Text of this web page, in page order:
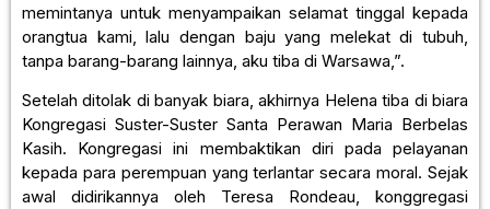
memintanya untuk menyampaikan selamat tinggal kepada
orangtua kami, lalu dengan baju yang melekat di tubuh,
tanpa barang-barang lainnya, aku tiba di Warsawa,”.
Setelah ditolak di banyak biara, akhirnya Helena tiba di biara
Kongregasi Suster-Suster Santa Perawan Maria Berbelas
Kasih. Kongregasi ini membaktikan diri pada pelayanan
kepada para perempuan yang terlantar secara moral. Sejak
awal didirikannya oleh Teresa Rondeau, konggregasi